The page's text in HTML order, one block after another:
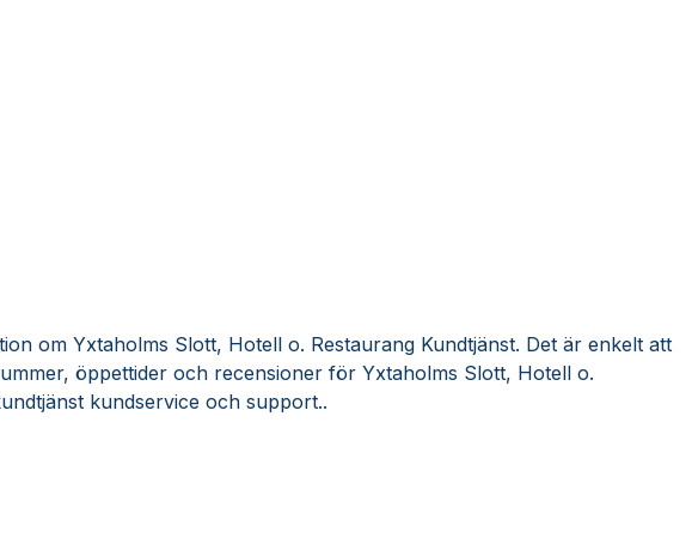
om Yxtaholms Slott, Hotell o. Restaurang Kundtjänst. Det är enkelt att
öppettider och recensioner för Yxtaholms Slott, Hotell o.
kundservice och support..